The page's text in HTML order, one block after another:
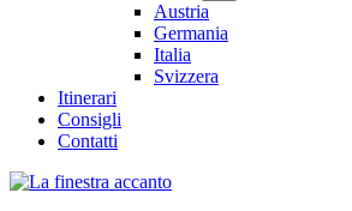
Austria
Germania
Italia
Svizzera
Itinerari
Consigli
Contatti